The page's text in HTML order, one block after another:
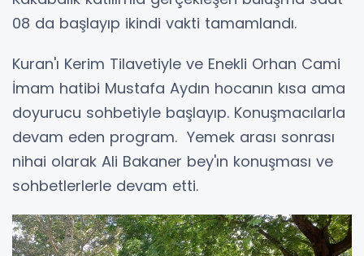
08 da başlayıp ikindi vakti tamamlandı.
Kuran'ı Kerim Tilavetiyle ve Enekli Orhan Cami
İmam hatibi Mustafa Aydın hocanın kısa ama
doyurucu sohbetiyle başlayıp. Konuşmacılarla
devam eden program. Yemek arası sonrası
nihai olarak Ali Bakaner bey'ın konuşması ve
sohbetlerlerle devam etti.